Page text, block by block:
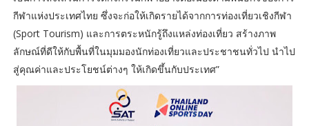
กีฬาแห่งประเทศไทย ซึ่งจะก่อให้เกิดรายได้จากการท่องเที่ยวเชิงกีฬา
(Sport Tourism) และการตระหนักรู้ถึงแหล่งท่องเที่ยว สร้างภาพ
ลักษณ์ที่ดีให้กับพื้นที่ในมุมมองนักท่องเที่ยวและประชาชนทั่วไป นำไป
สู่คุณค่าและประโยชน์ต่างๆ ให้เกิดขึ้นกับประเทศ”